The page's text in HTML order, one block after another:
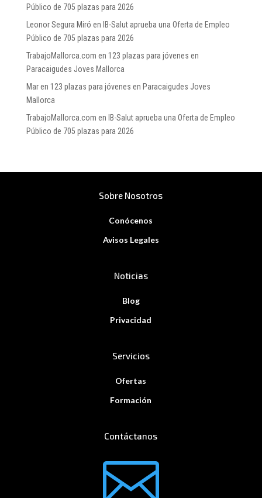
Público de 705 plazas para 2026
Leonor Segura Miró en IB-Salut aprueba una Oferta de Empleo
Público de 705 plazas para 2026
TrabajoMallorca.com en 123 plazas para jóvenes en
Paracaigudes Joves Mallorca
Maren 123 plazas para jóvenes en Paracaigudes Joves
Mallorca
TrabajoMallorca.com en IB-Salut aprueba una Oferta de Empleo
Público de 705 plazas para 2026
Sobre Nosotros
Conócenos
Avisos Legales
Noticias
Blog
Privacidad
Servicios
Ofertas
Formación
Contáctanos
